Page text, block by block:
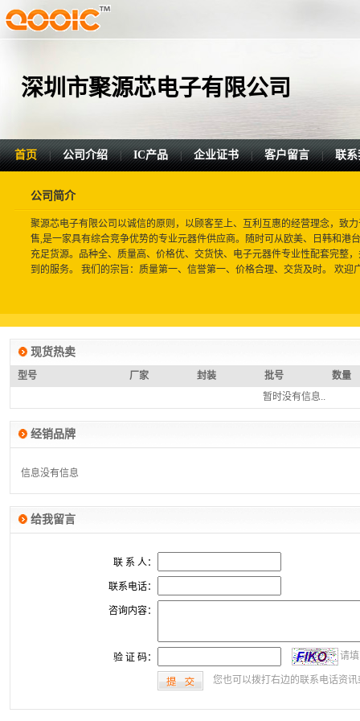
深圳市聚源芯电子有限公司
首页 | 公司介绍 | IC产品 | 企业证书 | 客户留言 | 联系
公司简介
聚源芯电子有限公司以诚信的原则，以顾客至上、互利互惠的经营理念，致
售,是一家具有综合竞争优势的专业元器件供应商。随时可从欧美、日韩和港
充足货源。品种全、质量高、价格优、交货快、电子元器件专业性配套完整
到的服务。 我们的宗旨：质量第一、信誉第一、价格合理、交货及时。 欢迎
现货热卖
型号 厂家 封装 批号
数量
暂时没有信息..
经销品牌
信息没有信息
给我留言
联 系 人：
联系电话：
咨询内容：
验 证 码： 请填
您也可以拨打右边的联系电话资